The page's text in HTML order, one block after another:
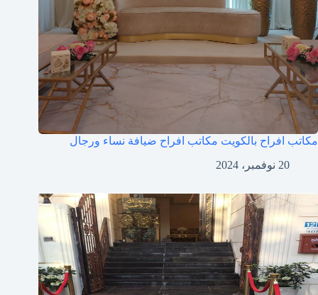
مكاتب افراح بالكويت مكاتب افراح ضيافة نساء ورجال
20 نوفمبر، 2024